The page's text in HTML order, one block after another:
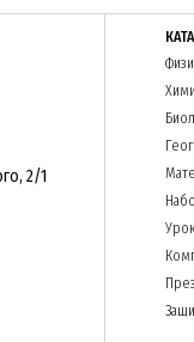
ЧЕМУ
Итак,
ПОМОЩЬ
2/1